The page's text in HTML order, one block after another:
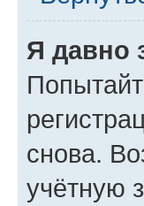
Я давно
снова.
учётную